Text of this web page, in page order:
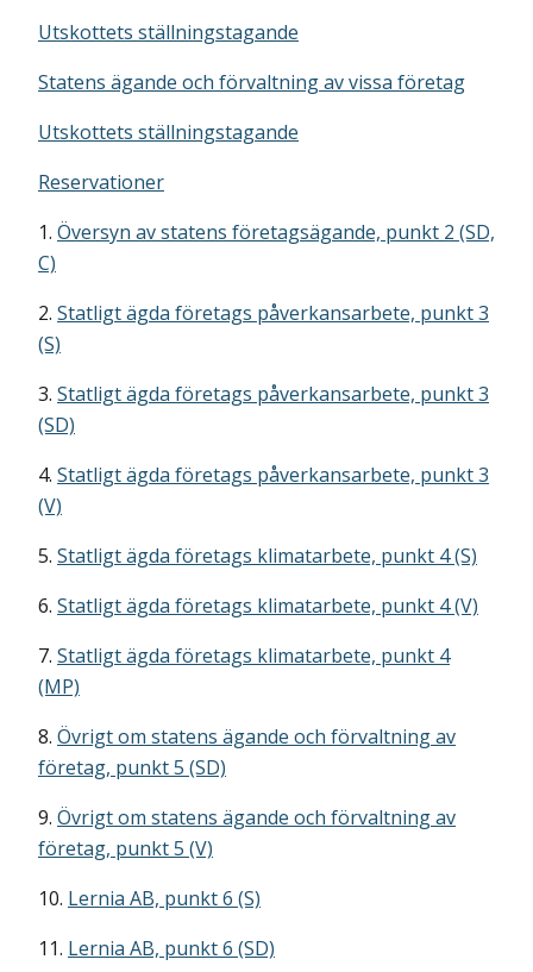
Utskottets ställningstagande
Statens ägande och förvaltning av vissa företag
Utskottets ställningstagande
Reservationer
1. Översyn av statens företagsägande, punkt 2 (SD,
C)
2. Statligt ägda företags påverkansarbete, punkt 3
(S)
3. Statligt ägda företags påverkansarbete, punkt 3
(SD)
4. Statligt ägda företags påverkansarbete, punkt 3
(V)
5. Statligt ägda företags klimatarbete, punkt 4 (S)
6. Statligt ägda företags klimatarbete, punkt 4 (V)
7. Statligt ägda företags klimatarbete, punkt 4
(MP)
8. Övrigt om statens ägande och förvaltning av
företag, punkt 5 (SD)
9. Övrigt om statens ägande och förvaltning av
företag, punkt 5 (V)
10. Lernia AB, punkt 6 (S)
11. Lernia AB, punkt 6 (SD)